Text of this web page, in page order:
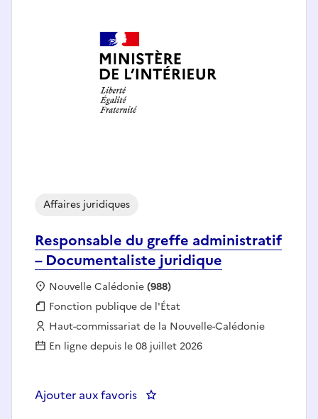
Responsable du greffe administratif
– Documentaliste juridique
Affaires juridiques
Localisation :
Nouvelle Calédonie(988)
Fonction publique :
Fonction publique de l'État
Employeur :
Haut-commissariat de la Nouvelle-Calédonie
En ligne depuis le 08 juillet 2026
Ajouter aux favoris : Responsable du greffe